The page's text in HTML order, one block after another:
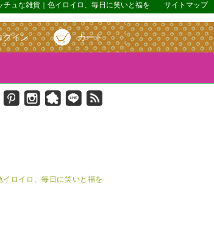
ュな雑貨｜色イロイロ、毎日に笑いと福を サイトマップ
グイン カート
ロイロ、毎日に笑いと福を